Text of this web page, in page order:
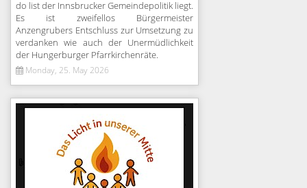
do list der Innsbrucker Gemeindepolitik liegt.
Es ist zweifellos Bürgermeister
Anzengrubers Entschluss zur Umsetzung zu
verdanken wie auch der Unermüdlichkeit
der Hungerburger Pfarrkirchenräte.
Monday, 25. May 2026